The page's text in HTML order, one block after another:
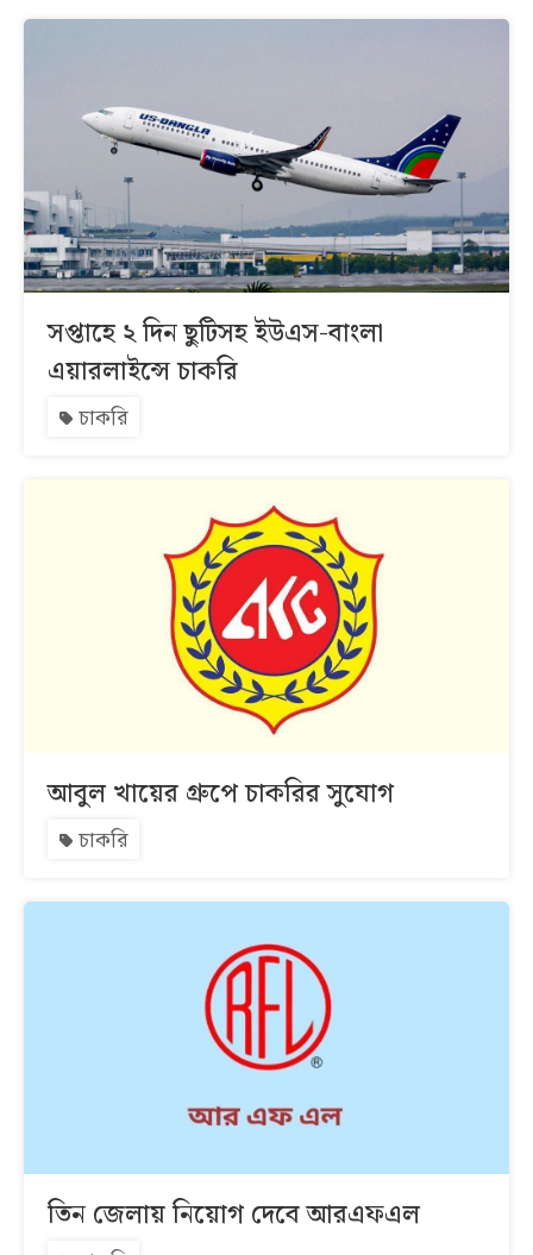
সপ্তাহে ২ দিন ছুটিসহ ইউএস-বাংলা
এয়ারলাইন্সে চাকরি
চাকরি
আবুল খায়ের গ্রুপে চাকরির সুযোগ
চাকরি
তিন জেলায় নিয়োগ দেবে আরএফএল